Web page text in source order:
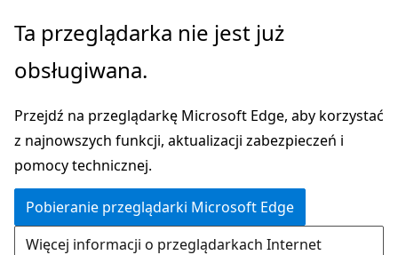
Przejdź
głównej
Ta przeglądarka nie jest już
obsługiwana.
Przejdź na przeglądarkę Microsoft Edge, aby korzystać
z najnowszych funkcji, aktualizacji zabezpieczeń i
pomocy technicznej.
Pobieranie przeglądarki Microsoft Edge
Więcej informacji o przeglądarkach Internet